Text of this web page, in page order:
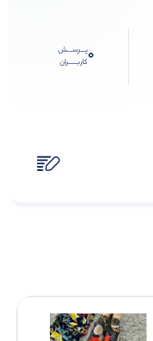
0پـــرســـش
کاربـــــران